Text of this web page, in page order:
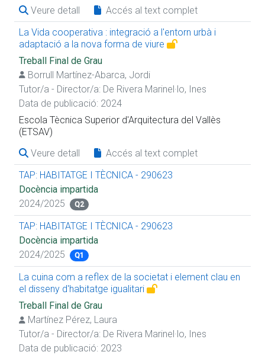
Veure detall
Accés al text complet
La Vida cooperativa : integració a l'entorn urbà i
adaptació a la nova forma de viure
Treball Final de Grau
Borrull Martínez-Abarca, Jordi
Tutor/a - Director/a: De Rivera Marinel·lo, Ines
Data de publicació: 2024
Escola Tècnica Superior d'Arquitectura del Vallès
(ETSAV)
Veure detall
Accés al text complet
TAP: HABITATGE I TÈCNICA - 290623
Docència impartida
2024/2025
Q2
TAP: HABITATGE I TÈCNICA - 290623
Docència impartida
2024/2025
Q1
La cuina com a reflex de la societat i element clau en
el disseny d'habitatge igualitari
Treball Final de Grau
Martínez Pérez, Laura
Tutor/a - Director/a: De Rivera Marinel·lo, Ines
Data de publicació: 2023